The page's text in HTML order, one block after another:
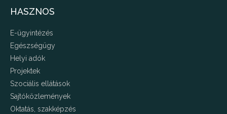
HASZNOS
E-ügyintézés
Egészségügy
Helyi adók
Projektek
Szociális ellátások
Sajtóközlemények
Oktatás, szakképzés